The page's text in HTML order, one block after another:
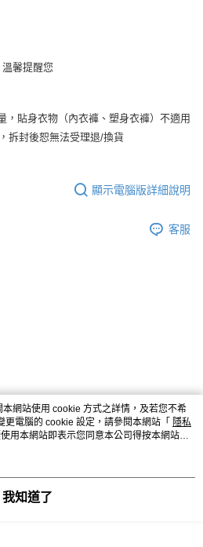
溫馨提醒您
，貼身衣物（內衣褲、塑身衣褲）不適用
拆封後恕無法受理退/換貨
顯示電腦版詳細說明
客服
網站使用 cookie 方式之詳情，及若您不希
電腦的 cookie 設定，請參閱本網站「 隱私
用本網站即表示您同意本公司得按本網站使
我知道了